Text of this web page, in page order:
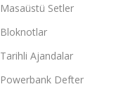
Masaüstü Setler
Bloknotlar
Tarihli Ajandalar
Powerbank Defter